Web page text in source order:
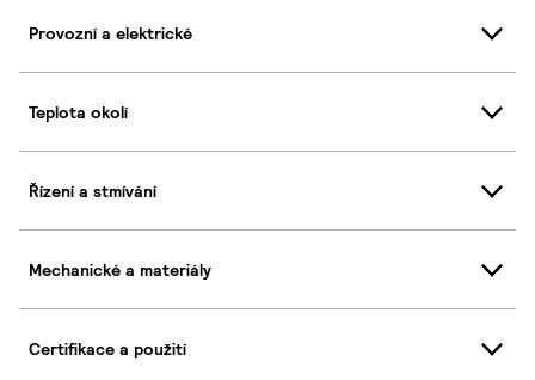
Provozní a elektrické
Teplota okolí
Řízení a stmívání
Mechanické a materiály
Certifikace a použití